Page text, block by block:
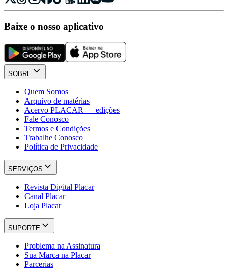
Baixe o nosso aplicativo
SOBRE
Quem Somos
Arquivo de matérias
Acervo PLACAR — edições
Fale Conosco
Termos e Condições
Trabalhe Conosco
Política de Privacidade
SERVIÇOS
Revista Digital Placar
Canal Placar
Loja Placar
SUPORTE
Problema na Assinatura
Sua Marca na Placar
Parcerias